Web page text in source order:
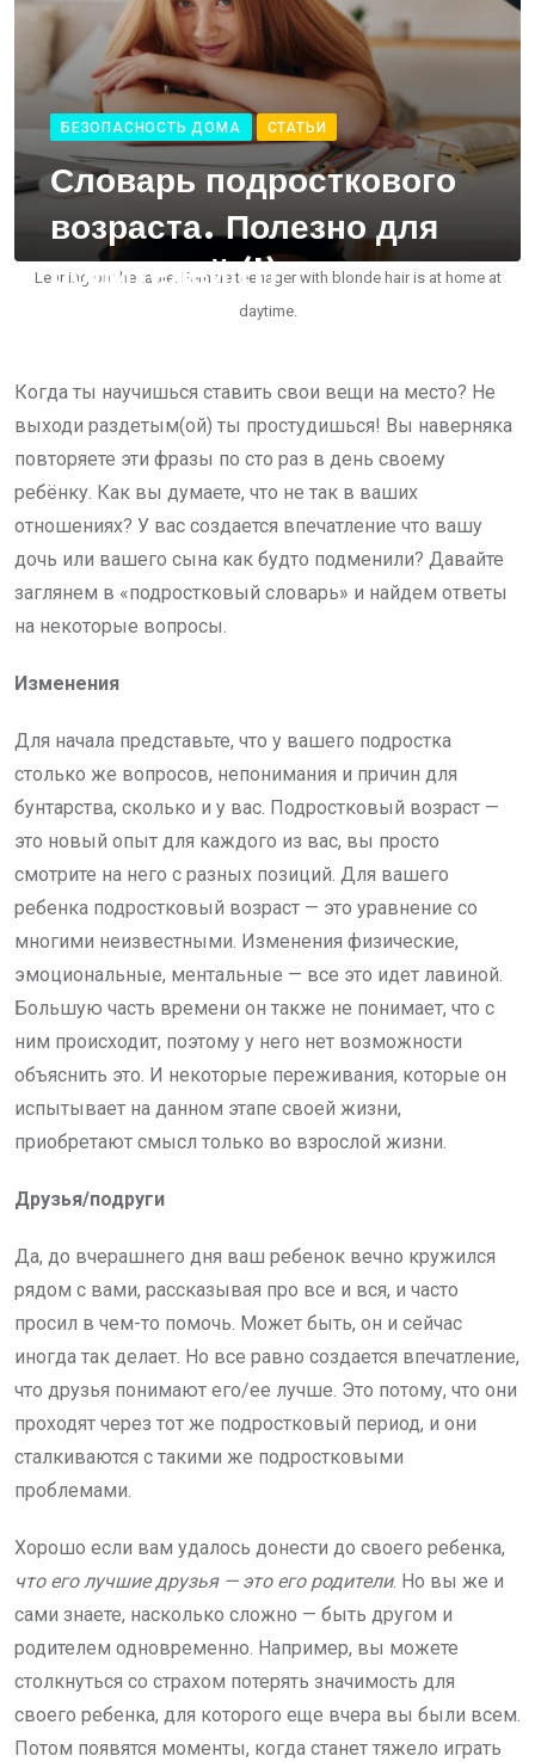
БЕЗОПАСНОСТЬ ДОМА СТАТЬИ
Словарь подросткового
возраста. Полезно для
родителей (I)
Leaning on the table. Female teenager with blonde hair is at home at
daytime.
Когда ты научишься ставить свои вещи на место? Не
выходи раздетым(ой) ты простудишься! Вы наверняка
повторяете эти фразы по сто раз в день своему
ребёнку. Как вы думаете, что не так в ваших
отношениях? У вас создается впечатление что вашу
дочь или вашего сына как будто подменили? Давайте
заглянем в «подростковый словарь» и найдем ответы
на некоторые вопросы.
Изменения
Для начала представьте, что у вашего подростка
столько же вопросов, непонимания и причин для
бунтарства, сколько и у вас. Подростковый возраст —
это новый опыт для каждого из вас, вы просто
смотрите на него с разных позиций. Для вашего
ребенка подростковый возраст — это уравнение со
многими неизвестными. Изменения физические,
эмоциональные, ментальные — все это идет лавиной.
Большую часть времени он также не понимает, что с
ним происходит, поэтому у него нет возможности
объяснить это. И некоторые переживания, которые он
испытывает на данном этапе своей жизни,
приобретают смысл только во взрослой жизни.
Друзья/подруги
Да, до вчерашнего дня ваш ребенок вечно кружился
рядом с вами, рассказывая про все и вся, и часто
просил в чем-то помочь. Может быть, он и сейчас
иногда так делает. Но все равно создается впечатление,
что друзья понимают его/ее лучше. Это потому, что они
проходят через тот же подростковый период, и они
сталкиваются с такими же подростковыми
проблемами.
Хорошо если вам удалось донести до своего ребенка,
что его лучшие друзья — это его родители. Но вы же и
сами знаете, насколько сложно — быть другом и
родителем одновременно. Например, вы можете
столкнуться со страхом потерять значимость для
своего ребенка, для которого еще вчера вы были всем.
Потом появятся моменты, когда станет тяжело играть